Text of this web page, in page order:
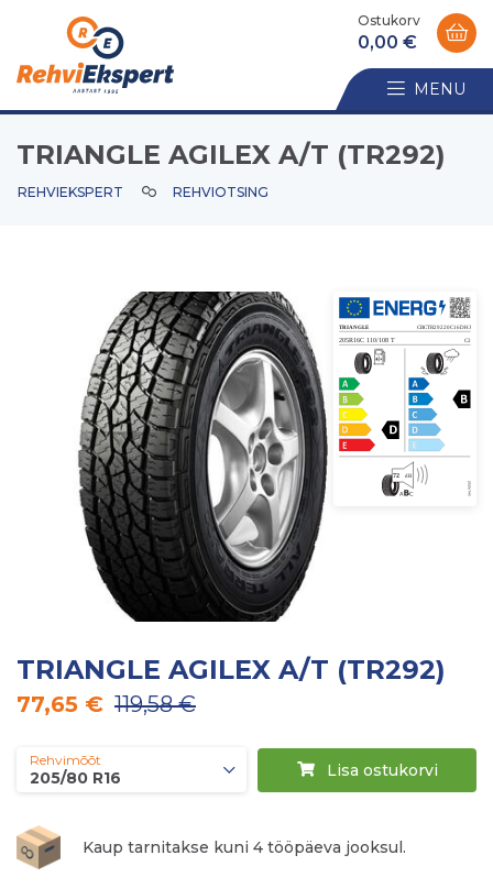
Ostukorv
0,00 €
MENU
TRIANGLE AGILEX A/T (TR292)
REHVIEKSPERT REHVIOTSING
TRIANGLE AGILEX A/T (TR292)
77,65 € 119,58 €
Rehvimõõt
205/80 R16 Lisa ostukorvi
Kaup tarnitakse kuni 4 tööpäeva jooksul.